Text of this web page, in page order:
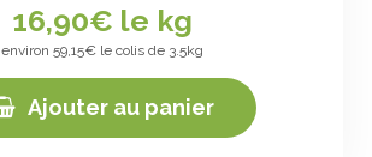
16,90€ le kg
environ 59,15€ le colis de 3.5kg
Ajouter au panier